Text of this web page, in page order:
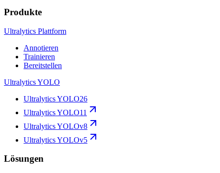
Produkte
Ultralytics Plattform
Annotieren
Trainieren
Bereitstellen
Ultralytics YOLO
Ultralytics YOLO26
Ultralytics YOLO11
Ultralytics YOLOv8
Ultralytics YOLOv5
Lösungen